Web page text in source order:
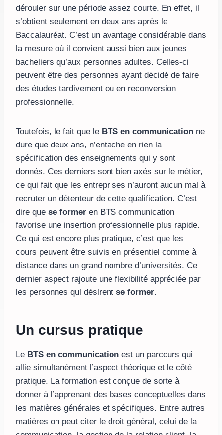
dérouler sur une période assez courte. En effet, il
s’obtient seulement en deux ans après le
Baccalauréat. C’est un avantage considérable dans
la mesure où il convient aussi bien aux jeunes
bacheliers qu’aux personnes adultes. Celles-ci
peuvent être des personnes ayant décidé de faire
des études tardivement ou en reconversion
professionnelle.
Toutefois, le fait que le BTS en communication ne
dure que deux ans, n’entache en rien la
spécification des enseignements qui y sont
donnés. Ces derniers sont bien axés sur le métier,
ce qui fait que les entreprises n’auront aucun mal à
recruter un détenteur de cette qualification. C’est
dire que se former en BTS communication
favorise une insertion professionnelle plus rapide.
Ce qui est encore plus pratique, c’est que les
cours peuvent être suivis en présentiel comme à
distance dans un grand nombre d’universités. Ce
dernier aspect rajoute une flexibilité appréciée par
les personnes qui désirent se former.
Un cursus pratique
Le BTS en communication est un parcours qui
allie simultanément l’aspect théorique et le côté
pratique. La formation est conçue de sorte à
donner à l’apprenant des bases conceptuelles dans
les matières générales et spécifiques. Entre autres
matières on peut citer le droit général, celui de la